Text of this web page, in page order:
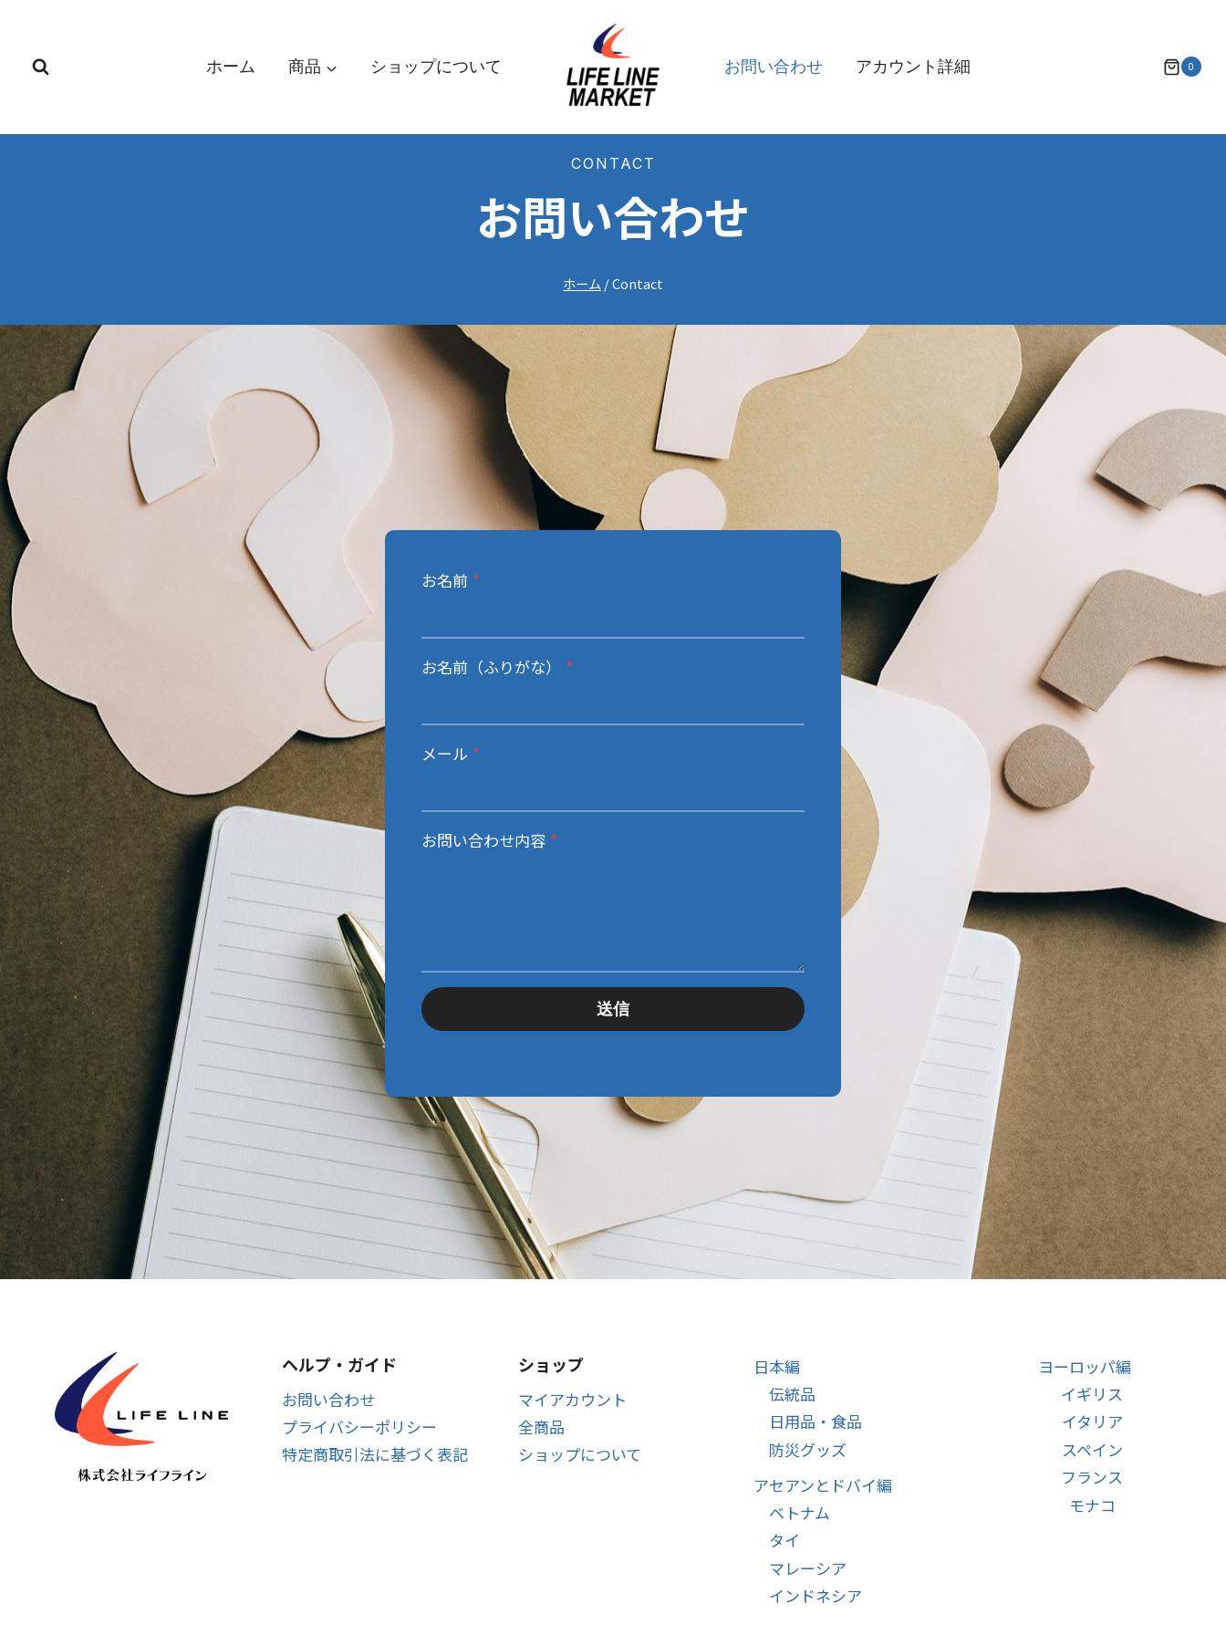
ッ
ホーム 商品 ショップについて お問い合わせ アカウント詳細 0
CONTACT
お問い合わせ
ホーム /Contact
お名前 *
お名前（ふりがな） *
メール *
お問い合わせ内容 *
送信
ヘルプ・ガイド
お問い合わせ
プライバシーポリシー
特定商取引法に基づく表記
ショップ
マイアカウント
全商品
ショップについて
日本編
伝統品
日用品・食品
防災グッズ
アセアンとドバイ編
ベトナム
タイ
マレーシア
インドネシア
ヨーロッパ編
イギリス
イタリア
スペイン
フランス
モナコ